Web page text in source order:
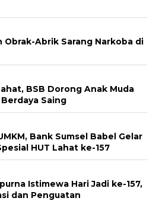
Obrak-Abrik Sarang Narkoba di
BSB Dorong Anak Muda
Saing
Bank Sumsel Babel Gelar
HUT Lahat ke-157
Istimewa Hari Jadi ke-157,
dan Penguatan